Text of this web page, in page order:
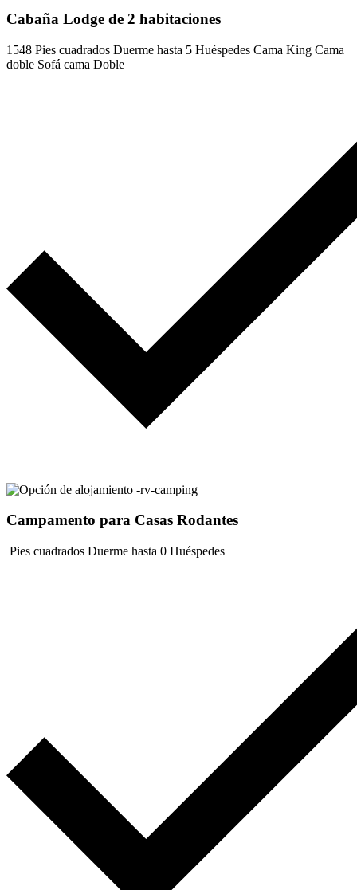
Cabaña Lodge de 2 habitaciones
1548 Pies cuadrados Duerme hasta 5 Huéspedes Cama King Cama
doble Sofá cama Doble
Campamento para Casas Rodantes
Pies cuadrados Duerme hasta 0 Huéspedes